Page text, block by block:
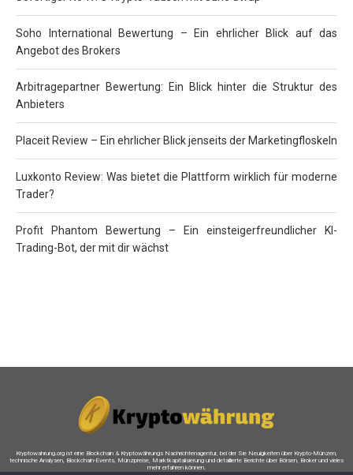
Soho International Bewertung – Ein ehrlicher Blick auf das
Angebot des Brokers
Arbitragepartner Bewertung: Ein Blick hinter die Struktur des
Anbieters
Placeit Review – Ein ehrlicher Blick jenseits der Marketingfloskeln
Luxkonto Review: Was bietet die Plattform wirklich für moderne
Trader?
Profit Phantom Bewertung – Ein einsteigerfreundlicher KI-
Trading-Bot, der mit dir wächst
Kryptowahrung.org ist eine Blockchain & Kryptowährungs Nachrichtenagentur, bei der Sie Neuigkeiten über Krypto-Münzen,
technische Analysen, Blockchain-Events, Münzpreise, Marktkapitalisierung und detaillierte Berichte über Börsen, Broker und vieles
mehr erfahren können.